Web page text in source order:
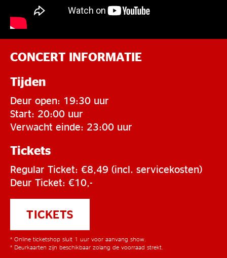
CONCERT INFORMATIE
Tijden
Deur open: 19:30 uur
Start: 20:00 uur
Verwacht einde: 23:00 uur
Tickets
Regular Ticket: €8,49 (incl. servicekosten)
Deur Ticket: €10,-
TICKETS
* Online ticketshop sluit 1 uur voor aanvang show.
* Deurkaarten zijn beschikbaar zolang de voorraad strekt.